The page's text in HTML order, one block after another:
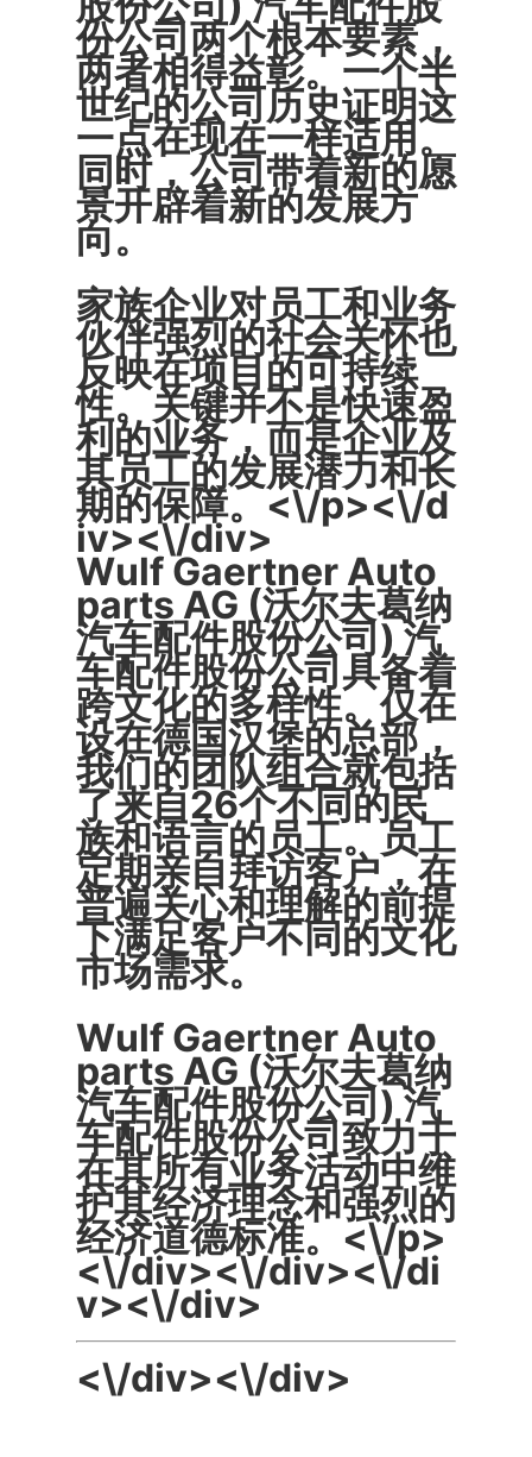
份公司两个根本要素，
两者相得益彰。一个半
世纪的公司历史证明这
一点在现在一样适用。
同时，公司带着新的愿
景开辟着新的发展方
向。
家族企业对员工和业务
伙伴强烈的社会关怀也
反映在项目的可持续
性。关键并不是快速盈
利的业务，而是企业及
其员工的发展潜力和长
期的保障。<\/p><\/d
iv><\/div>
Wulf Gaertner Auto
parts AG (沃尔夫葛纳
汽车配件股份公司) 汽
车配件股份公司具备着
跨文化的多样性。仅在
设在德国汉堡的总部，
我们的团队组合就包括
了来自26个不同的民
族和语言的员工。员工
定期亲自拜访客户，在
普遍关心和理解的前提
下满足客户不同的文化
市场需求。
Wulf Gaertner Auto
parts AG (沃尔夫葛纳
汽车配件股份公司) 汽
车配件股份公司致力于
在其所有业务活动中维
护其经济理念和强烈的
经济道德标准。<\/p>
<\/div><\/div><\/di
v><\/div>
<\/div><\/div>